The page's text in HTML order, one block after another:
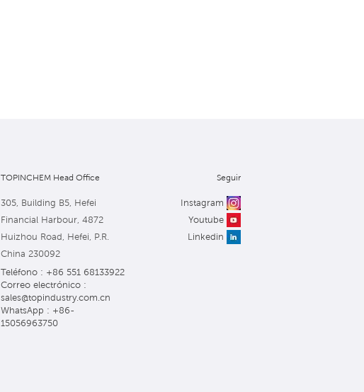
TOPINCHEM Head Office
305, Building B5, Hefei
Financial Harbour, 4872
Huizhou Road, Hefei, P.R.
China 230092
Teléfono : +86 551 68133922
Correo electrónico :
sales@topindustry.com.cn
WhatsApp : +86-
15056963750
Seguir
Instagram
Youtube
Linkedin